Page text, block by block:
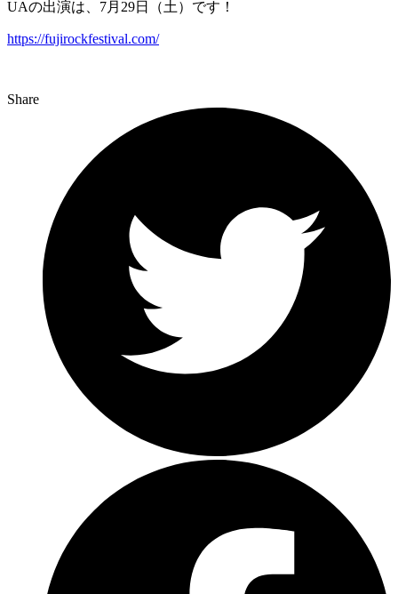
UAの出演は、7月29日（土）です！
https://fujirockfestival.com/
Share